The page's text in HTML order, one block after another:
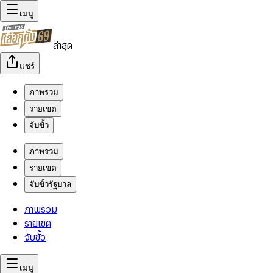
เมนู
ล่าสุด
แชร์
ภาพรวม
รายเขต
จับขั้ว
ภาพรวม
รายเขต
จับขั้วรัฐบาล
ภาพรวม
รายเขต
จับขั้ว
เมนู